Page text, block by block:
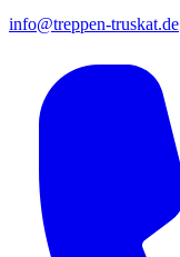
info@treppen-truskat.de